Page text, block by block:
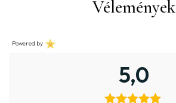
Vélemények
Powered by
5,0